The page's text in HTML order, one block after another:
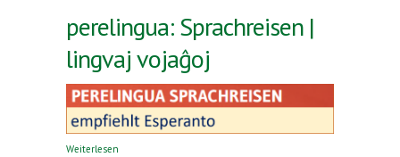
perelingua: Sprachreisen |
lingvaj vojaĝoj
Weiterlesen